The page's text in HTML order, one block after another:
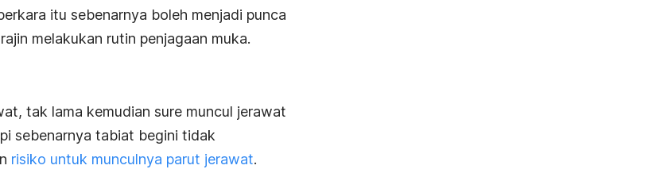
itu sebenarnya boleh menjadi punca
melakukan rutin penjagaan muka.
tak lama kemudian sure muncul jerawat
sebenarnya tabiat begini tidak
risiko untuk munculnya parut jerawat.